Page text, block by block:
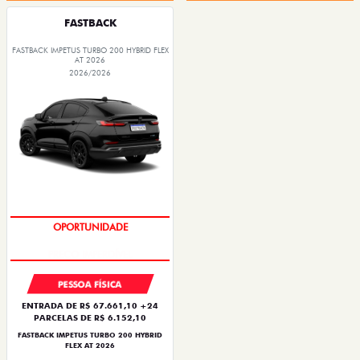
FASTBACK
FASTBACK IMPETUS TURBO 200 HYBRID FLEX
AT 2026
2026/2026
PREÇO IMPERDÍVEL
PESSOA FÍSICA
ENTRADA DE R$ 67.661,10 +24
PARCELAS DE R$ 6.152,10
FASTBACK IMPETUS TURBO 200 HYBRID
FLEX AT 2026